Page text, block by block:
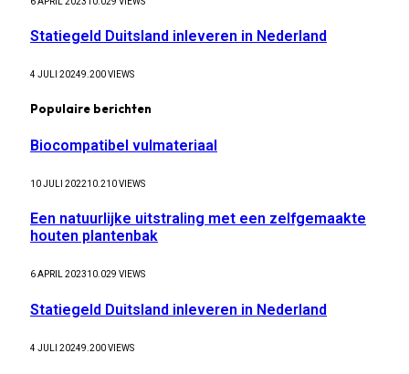
Statiegeld Duitsland inleveren in Nederland
4 JULI 20249.200VIEWS
Populaire berichten
Biocompatibel vulmateriaal
10 JULI 202210.210VIEWS
Een natuurlijke uitstraling met een zelfgemaakte
houten plantenbak
6 APRIL 202310.029 VIEWS
Statiegeld Duitsland inleveren in Nederland
4 JULI 20249.200VIEWS